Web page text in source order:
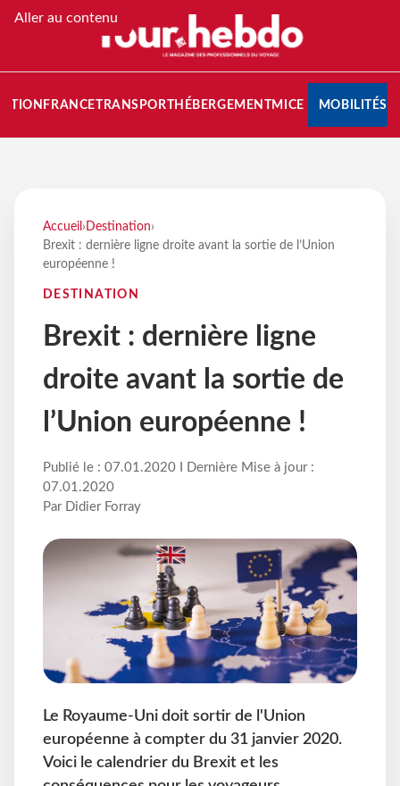
Aller au contenu
FRANCETRANSPORT HÉBERGEMENTMICE MOBILITÉS
Accueil › Destination›
Brexit : dernière ligne droite avant la sortie de l’Union
européenne !
DESTINATION
Brexit : dernière ligne
droite avant la sortie de
l’Union européenne !
Publié le : 07.01.2020 I Dernière Mise à jour :
07.01.2020
Par Didier Forray
Le Royaume-Uni doit sortir de l'Union
européenne à compter du 31 janvier 2020.
Voici le calendrier du Brexit et les